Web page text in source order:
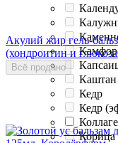
Каштан
Кедр
Кедр
Корица
Акулий жир гель-
(хондроитин и
Всё продано